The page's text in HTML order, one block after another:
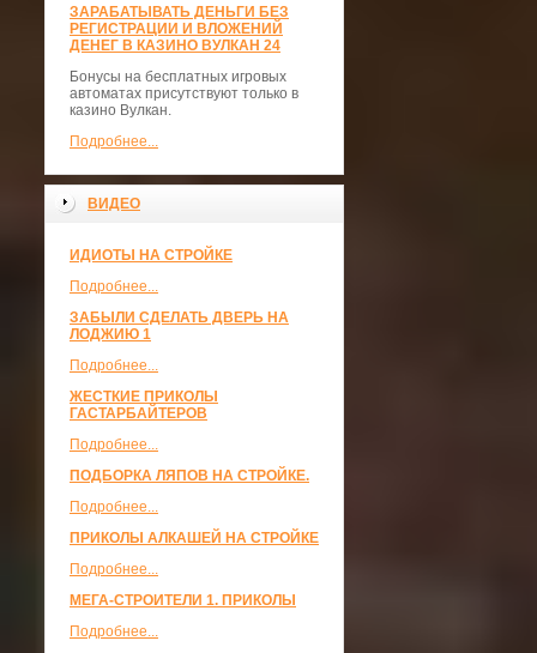
ЗАРАБАТЫВАТЬ ДЕНЬГИ БЕЗ
РЕГИСТРАЦИИ И ВЛОЖЕНИЙ
ДЕНЕГ В КАЗИНО ВУЛКАН 24
Бонусы на бесплатных игровых
автоматах присутствуют только в
казино Вулкан.
Подробнее...
ВИДЕО
ИДИОТЫ НА СТРОЙКЕ
Подробнее...
ЗАБЫЛИ СДЕЛАТЬ ДВЕРЬ НА
ЛОДЖИЮ 1
Подробнее...
ЖЕСТКИЕ ПРИКОЛЫ
ГАСТАРБАЙТЕРОВ
Подробнее...
ПОДБОРКА ЛЯПОВ НА СТРОЙКЕ.
Подробнее...
ПРИКОЛЫ АЛКАШЕЙ НА СТРОЙКЕ
Подробнее...
МЕГА-СТРОИТЕЛИ 1. ПРИКОЛЫ
Подробнее...